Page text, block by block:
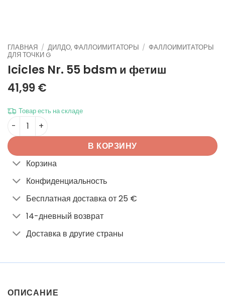
ГЛАВНАЯ / ДИЛДО, ФАЛЛОИМИТАТОРЫ / ФАЛЛОИМИТАТОРЫ
ДЛЯ ТОЧКИ G
Icicles Nr. 55 bdsm и фетиш
41,99€
Товар есть на складе
Количество товара Icicles Nr. 55
В КОРЗИНУ
Корзина
Конфиденциальность
Бесплатная доставка от 25 €
14-дневный возврат
Доставка в другие страны
ОПИСАНИЕ